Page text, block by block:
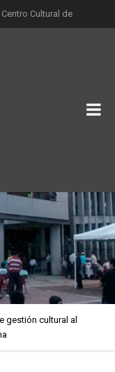
Cultural de
gestión cultural al